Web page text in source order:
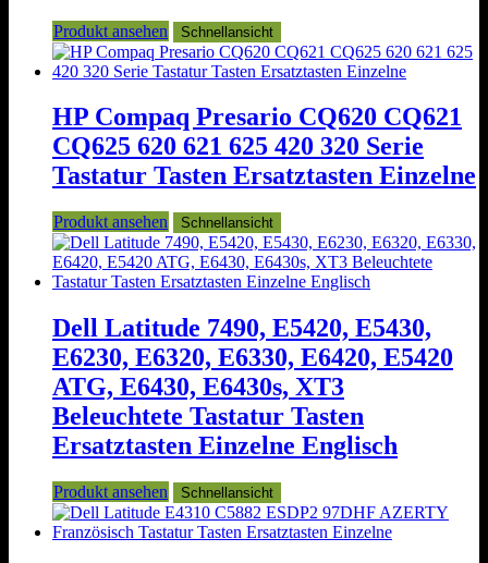
Produkt ansehen Schnellansicht
HP Compaq Presario CQ620 CQ621
CQ625 620 621 625 420 320 Serie
Tastatur Tasten Ersatztasten Einzelne
Produkt ansehen Schnellansicht
Dell Latitude 7490, E5420, E5430,
E6230, E6320, E6330, E6420, E5420
ATG, E6430, E6430s, XT3
Beleuchtete Tastatur Tasten
Ersatztasten Einzelne Englisch
Produkt ansehen Schnellansicht